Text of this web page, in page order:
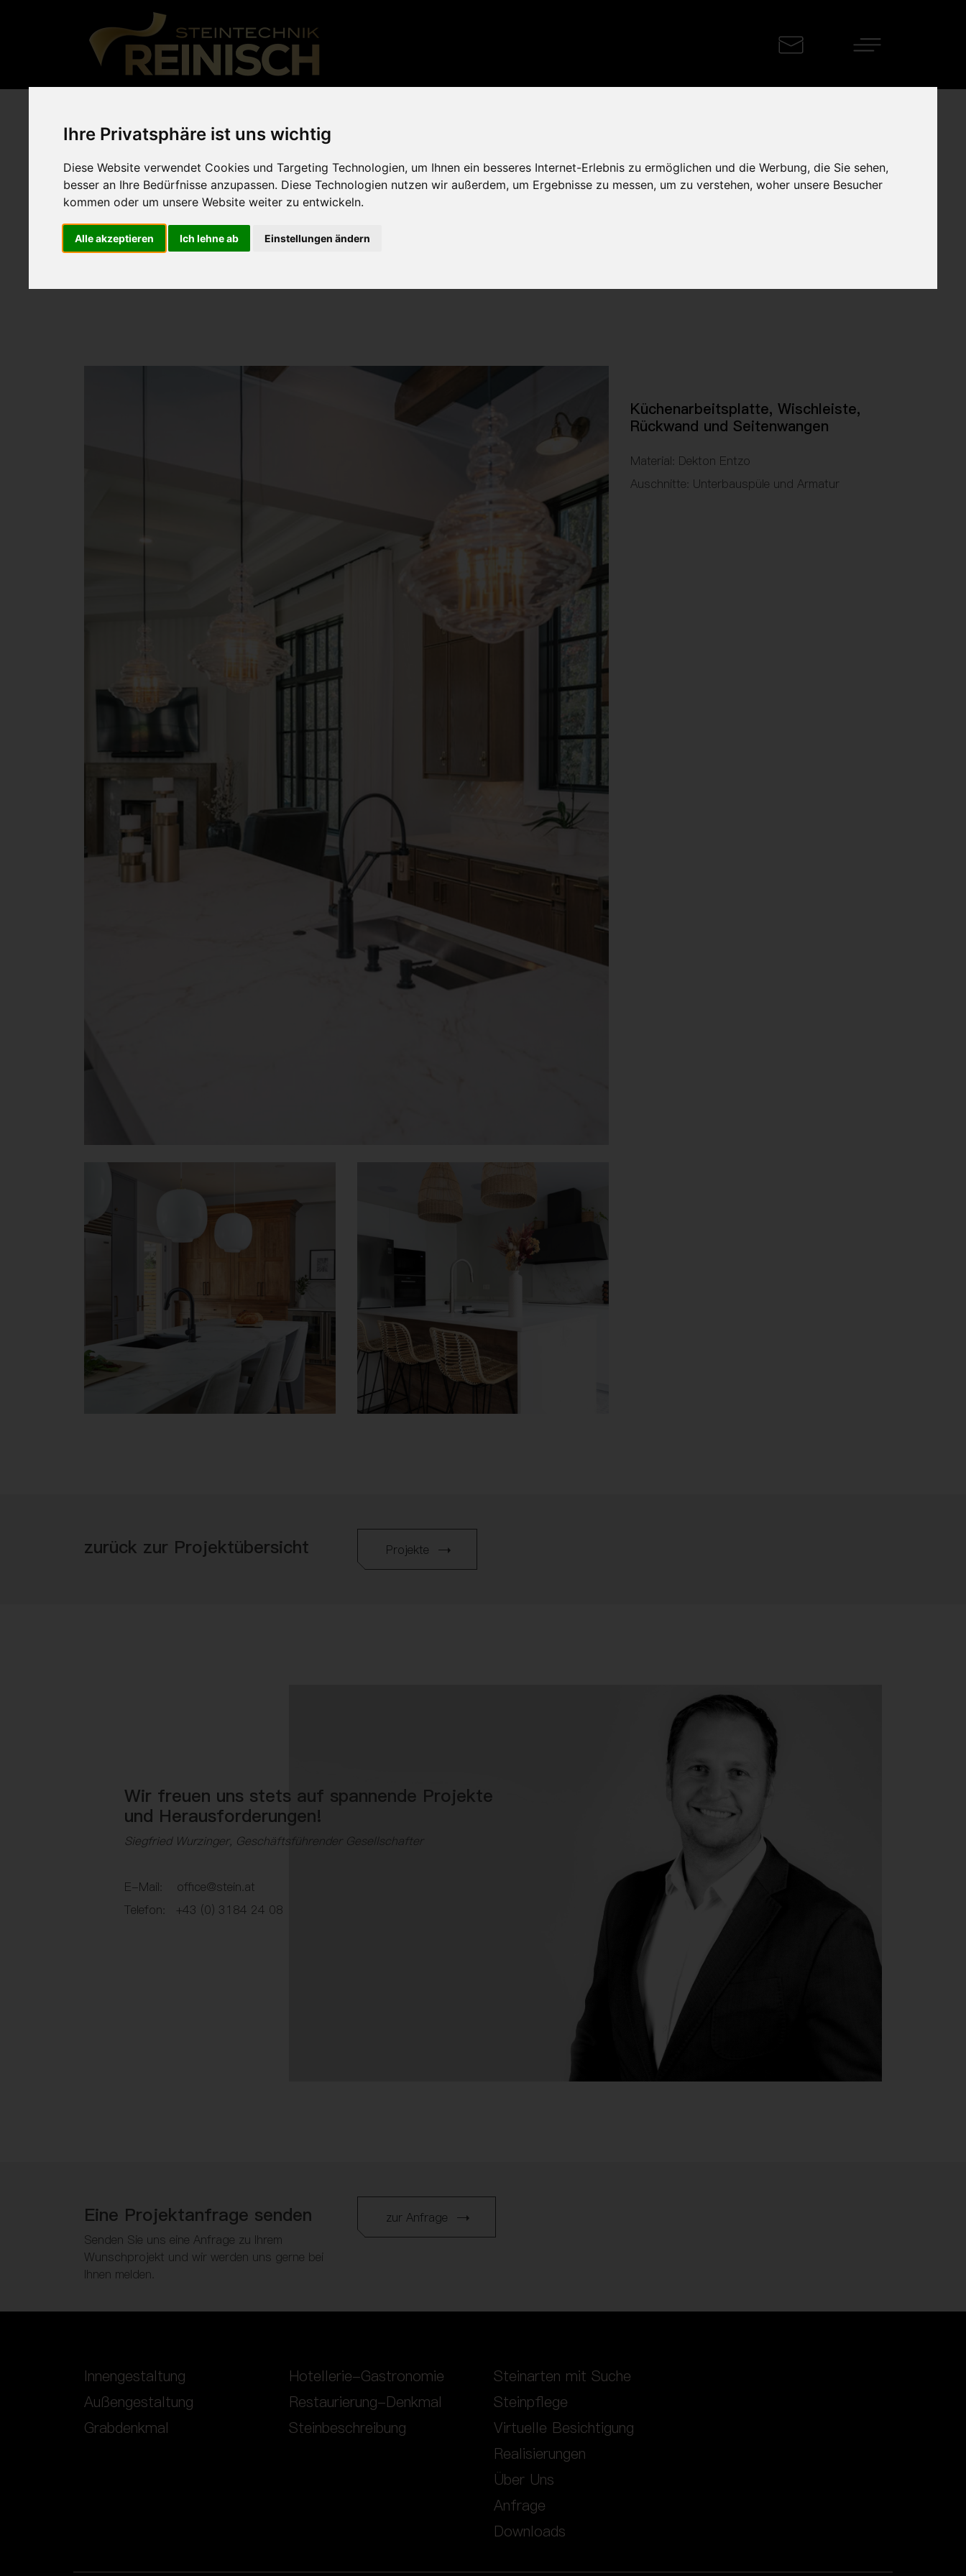
Ihre Privatsphäre ist uns wichtig
Diese Website verwendet Cookies und Targeting Technologien, um Ihnen ein besseres Internet-Erlebnis zu ermöglichen und die Werbung, die Sie sehen,
besser an Ihre Bedürfnisse anzupassen. Diese Technologien nutzen wir außerdem, um Ergebnisse zu messen, um zu verstehen, woher unsere Besucher
kommen oder um unsere Website weiter zu entwickeln.
Alle akzeptieren Ich lehne ab Einstellungen ändern
Arbeitsplatte
Dekton Entzo
Küchenarbeitsplatte, Wischleiste,
Rückwand und Seitenwangen
Material: Dekton Entzo
Auschnitte: Unterbauspüle und Armatur
zurück zur Projektübersicht Projekte
Wir freuen uns stets auf spannende Projekte
und Herausforderungen!
Siegfried Wurzinger, Geschäftsführender Gesellschafter
E-Mail: office@stein.at
Telefon: +43 (0) 3184 24 08
Eine Projektanfrage senden
Senden Sie uns eine Anfrage zu Ihrem
Wunschprojekt und wir werden uns gerne bei
Ihnen melden.
zur Anfrage
Innengestaltung
Außengestaltung
Grabdenkmal
Hotellerie-Gastronomie
Restaurierung-Denkmal
Steinbeschreibung
Steinarten mit Suche
Steinpflege
Virtuelle Besichtigung
Realisierungen
Über Uns
Anfrage
Downloads